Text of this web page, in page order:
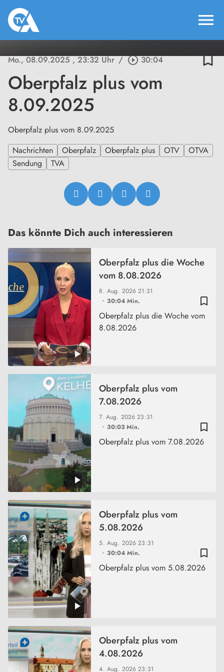
menu
Mo., 08.09.2025, 23:32 Uhr / play_circle_outline30:04 bookmark_border
Oberpfalz plus vom
8.09.2025
Oberpfalz plus vom 8.09.2025
Nachrichten
Oberpfalz Oberpfalz plus OTV
OTVA
Sendung
TVA
Das könnte Dich auch interessieren
bookmark_border
8. Aug. 202621:31
30:04 Min.
Oberpfalz plus die Woche
vom 8.08.2026
Oberpfalz plus die Woche vom
8.08.2026
bookmark_border
7. Aug. 202623:31
30:03 Min.
Oberpfalz plus vom
7.08.2026
Oberpfalz plus vom 7.08.2026
bookmark_border
5. Aug. 202623:31
30:04 Min.
Oberpfalz plus vom
5.08.2026
Oberpfalz plus vom 5.08.2026
4. Aug. 202623:31
Oberpfalz plus vom
4.08.2026